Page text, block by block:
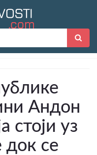
Андон
стоји уз
док се